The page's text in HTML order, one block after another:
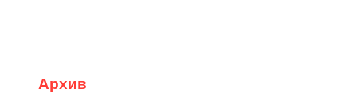
Архив